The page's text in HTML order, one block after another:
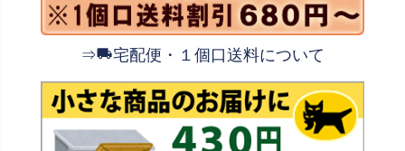
⇒ 宅配便・１個口送料について